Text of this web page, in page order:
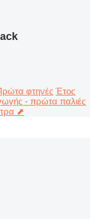
φτηνές Έτος
- πρώτα παλιές
⬈